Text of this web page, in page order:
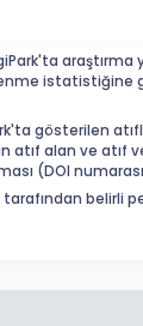
araştırma
istatistiğine
gösterilen
atıf alan ve atıf
(DOI
tarafından belirli